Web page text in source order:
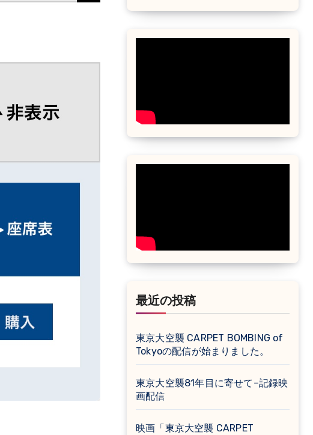
最近の投稿
東京大空襲 CARPET BOMBING of
Tokyoの配信が始まりました。
東京大空襲81年目に寄せて–記録映
画配信
映画「東京大空襲 CARPET